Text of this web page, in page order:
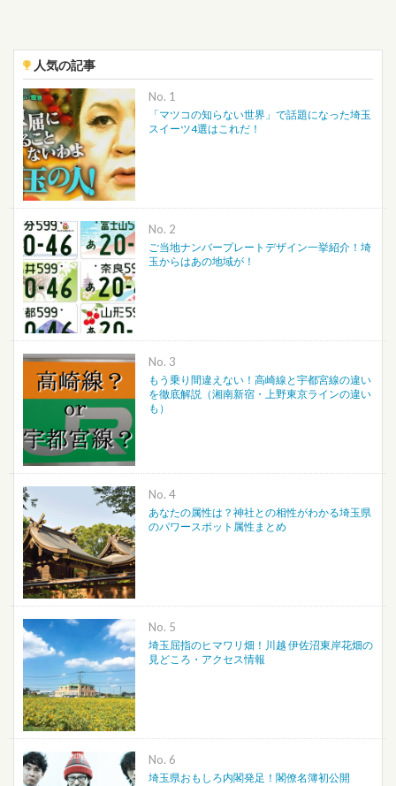
人気の記事
No.
「マツコの知らない世界」で話題になった埼玉
スイーツ4選はこれだ！
No.
ご当地ナンバープレートデザイン一挙紹介！埼
玉からはあの地域が！
No.
もう乗り間違えない！高崎線と宇都宮線の違い
を徹底解説（湘南新宿・上野東京ラインの違い
も）
No.
あなたの属性は？神社との相性がわかる埼玉県
のパワースポット属性まとめ
No.
埼玉屈指のヒマワリ畑！川越 伊佐沼東岸花畑の
見どころ・アクセス情報
No.
埼玉県おもしろ内閣発足！閣僚名簿初公開